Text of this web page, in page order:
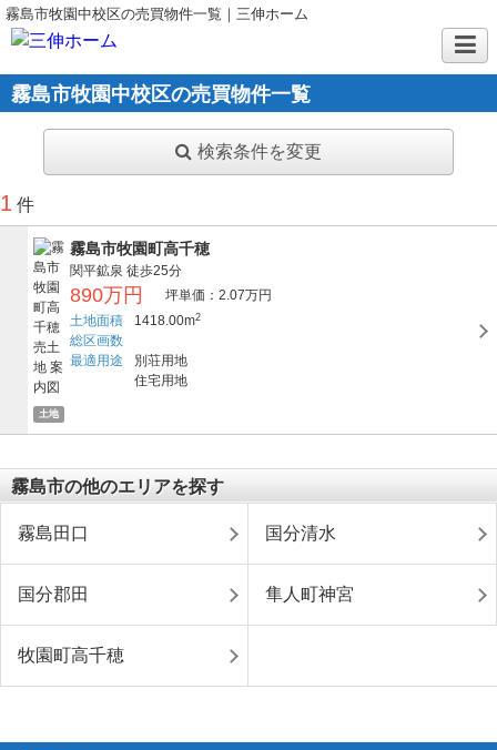
霧島市牧園中校区の売買物件一覧｜三伸ホーム
霧島市牧園中校区の売買物件一覧
検索条件を変更
1 件
土地
霧島市牧園町高千穂
関平鉱泉 徒歩25分
890万円
坪単価：2.07万円
土地面積
1418.00m2
総区画数
最適用途
別荘用地
住宅用地
霧島市の他のエリアを探す
霧島田口 国分清水
国分郡田 隼人町神宮
牧園町高千穂